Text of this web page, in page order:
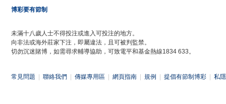
博彩要有節制
未滿十八歲人士不得投注或進入可投注的地方。
向非法或海外莊家下注，即屬違法，且可被判監禁。
切勿沉迷賭博，如需尋求輔導協助，可致電平和基金熱線1834 633。
常見問題 聯絡我們 傳媒專用區 網頁指南 規例 提倡有節制博彩 私